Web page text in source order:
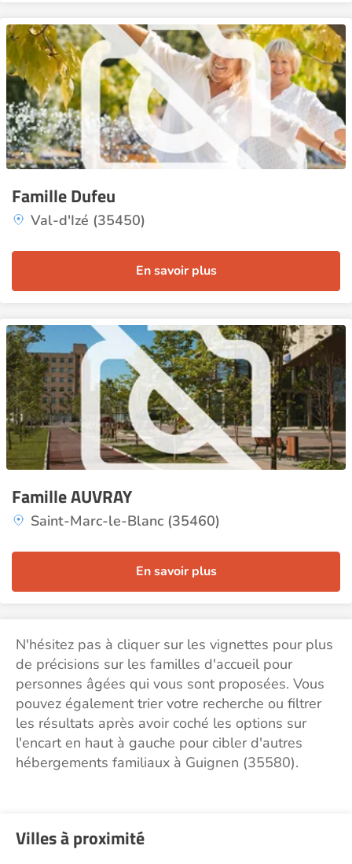
Famille Dufeu
Val-d'Izé (35450)
En savoir plus
Famille AUVRAY
Saint-Marc-le-Blanc (35460)
En savoir plus
N'hésitez pas à cliquer sur les vignettes pour plus
de précisions sur les familles d'accueil pour
personnes âgées qui vous sont proposées. Vous
pouvez également trier votre recherche ou filtrer
les résultats après avoir coché les options sur
l'encart en haut à gauche pour cibler d'autres
hébergements familiaux à Guignen (35580).
Villes à proximité